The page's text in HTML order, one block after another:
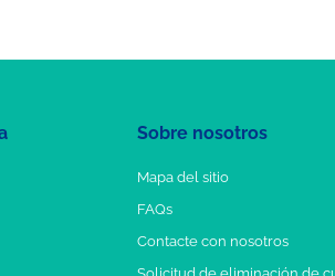
Sobre nosotros
Mapa del sitio
FAQs
Contacte con nosotros